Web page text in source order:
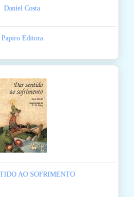
Daniel Costa
Papiro Editora
AO SOFRIMENTO